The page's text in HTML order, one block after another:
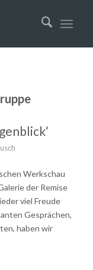
Werkschau
der Remise
viel Freude
Gesprächen,
haben wir